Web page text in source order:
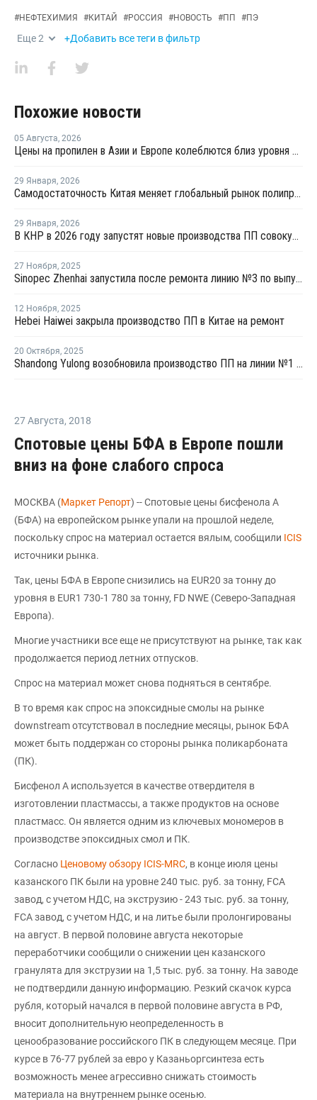
#НЕФТЕХИМИЯ #КИТАЙ #РОССИЯ #НОВОСТЬ #ПП #ПЭ
Еще2 +Добавить все теги в фильтр
Похожие новости
05 Августа, 2026
Цены на пропилен в Азии и Европе колеблются близ уровня в USD1000
29 Января, 2026
Самодостаточность Китая меняет глобальный рынок полипропилена
29 Января, 2026
В КНР в 2026 году запустят новые производства ПП совокупной мощностью 4,9 млн тонн
27 Ноября, 2025
Sinopec Zhenhai запустила после ремонта линию №3 по выпуску ПП в Китае
12 Ноября, 2025
Hebei Haiwei закрыла производство ПП в Китае на ремонт
20 Октября, 2025
Shandong Yulong возобновила производство ПП на линии №1 в провинции Шандунь
27 Августа, 2018
Спотовые цены БФА в Европе пошли
вниз на фоне слабого спроса
МОСКВА (Маркет Репорт) -- Спотовые цены бисфенола А
(БФА) на европейском рынке упали на прошлой неделе,
поскольку спрос на материал остается вялым, сообщили ICIS
источники рынка.
Так, цены БФА в Европе снизились на EUR20 за тонну до
уровня в EUR1 730-1 780 за тонну, FD NWE (Северо-Западная
Европа).
Многие участники все еще не присутствуют на рынке, так как
продолжается период летних отпусков.
Спрос на материал может снова подняться в сентябре.
В то время как спрос на эпоксидные смолы на рынке
downstream отсутствовал в последние месяцы, рынок БФА
может быть поддержан со стороны рынка поликарбоната
(ПК).
Бисфенол А используется в качестве отвердителя в
изготовлении пластмассы, а также продуктов на основе
пластмасс. Он является одним из ключевых мономеров в
производстве эпоксидных смол и ПК.
Согласно Ценовому обзору ICIS-MRC, в конце июля цены
казанского ПК были на уровне 240 тыс. руб. за тонну, FCA
завод, с учетом НДС, на экструзию - 243 тыс. руб. за тонну,
FCA завод, с учетом НДС, и на литье были пролонгированы
на август. В первой половине августа некоторые
переработчики сообщили о снижении цен казанского
гранулята для экструзии на 1,5 тыс. руб. за тонну. На заводе
не подтвердили данную информацию. Резкий скачок курса
рубля, который начался в первой половине августа в РФ,
вносит дополнительную неопределенность в
ценообразование российского ПК в следующем месяце. При
курсе в 76-77 рублей за евро у Казаньоргсинтеза есть
возможность менее агрессивно снижать стоимость
материала на внутреннем рынке осенью.